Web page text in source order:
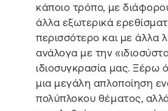
κάποιο τρόπο, με
άλλα εξωτερικά
περισσότερο και με άλλα
ανάλογα με την
ιδιοσυγκρασία μας. Ξέρω
μια μεγάλη απλοποίηση
πολύπλοκου θέματος,